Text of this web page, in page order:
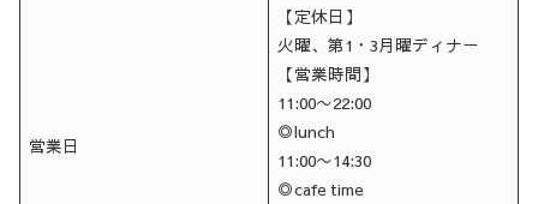
営業日
【定休日】
火曜、第1・3月曜ディナー
【営業時間】
11:00〜22:00
◎lunch
11:00〜14:30
◎cafe time